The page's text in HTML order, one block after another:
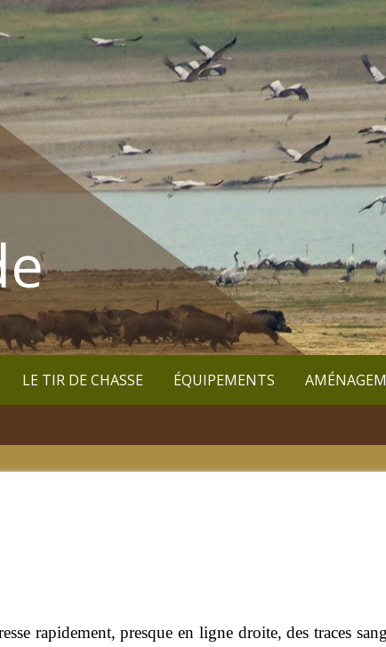
LE TIR DE CHASSE ÉQUIPEMENTS
rapidement, presque en ligne droite, des traces